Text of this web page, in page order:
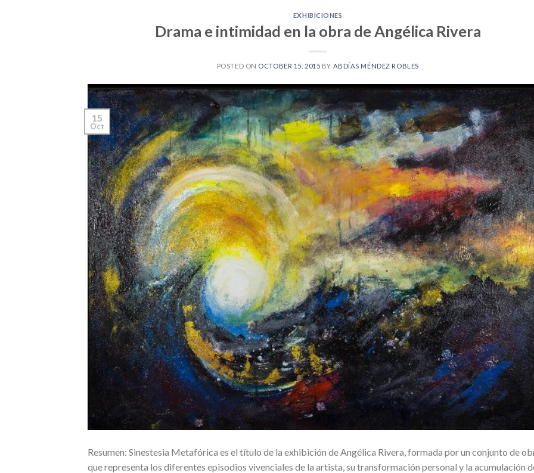
EXHIBICIONES
Drama e intimidad en la obra de Angélica Rivera
POSTED ON OCTOBER 15, 2015 BY ABDÍAS MÉNDEZ ROBLES
15
Oct
Resumen: Sinestesia Metafórica es el título de la exhibición de Angélica Rivera, formada por un conjunto de
que representa los diferentes episodios vivenciales de la artista, su transformación personal y la acumulación